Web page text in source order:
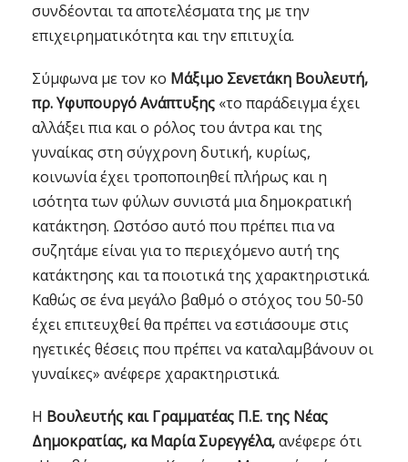
συνδέονται τα αποτελέσματα της με την
επιχειρηματικότητα και την επιτυχία.
Σύμφωνα με τον κο Μάξιμο Σενετάκη Βουλευτή,
πρ. Υφυπουργό Ανάπτυξης «το παράδειγμα έχει
αλλάξει πια και ο ρόλος του άντρα και της
γυναίκας στη σύγχρονη δυτική, κυρίως,
κοινωνία έχει τροποποιηθεί πλήρως και η
ισότητα των φύλων συνιστά μια δημοκρατική
κατάκτηση. Ωστόσο αυτό που πρέπει πια να
συζητάμε είναι για το περιεχόμενο αυτή της
κατάκτησης και τα ποιοτικά της χαρακτηριστικά.
Καθώς σε ένα μεγάλο βαθμό ο στόχος του 50-50
έχει επιτευχθεί θα πρέπει να εστιάσουμε στις
ηγετικές θέσεις που πρέπει να καταλαμβάνουν οι
γυναίκες» ανέφερε χαρακτηριστικά.
Η Βουλευτής και Γραμματέας Π.Ε. της Νέας
Δημοκρατίας, κα Μαρία Συρεγγέλα,ανέφερε ότι